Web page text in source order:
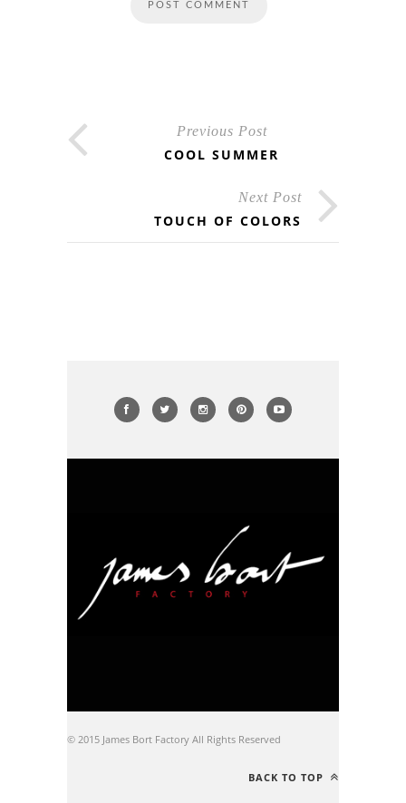
Previous Post
COOL SUMMER
Next Post
TOUCH OF COLORS
© 2015 James Bort Factory All Rights Reserved
BACK TO TOP